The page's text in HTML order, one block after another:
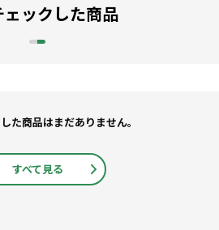
ェックした商品
た商品はまだありません。
すべて見る